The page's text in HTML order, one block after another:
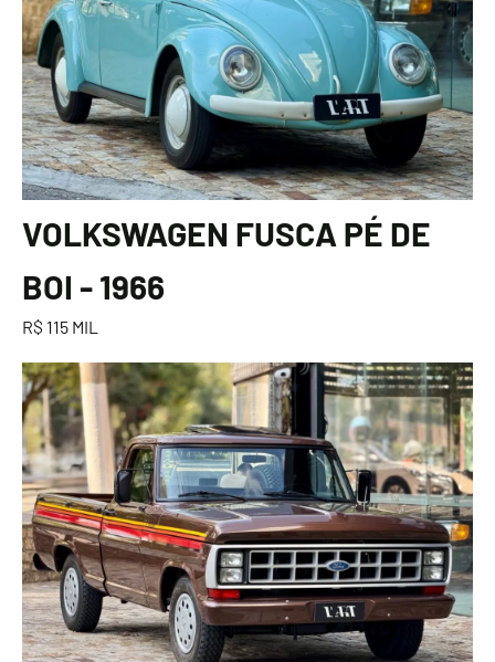
VOLKSWAGEN FUSCA PÉ DE
BOI - 1966
R$ 115 MIL